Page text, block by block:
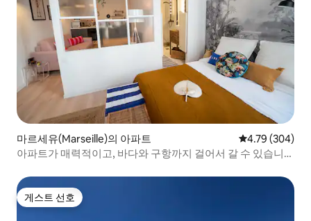
마르세유(Marseille)의 아파트 평점 4.79점(5
4.79 (304)
아파트가 매력적이고, 바다와 구항까지 걸어서 갈 수 있습니
게스트 선호
게스트 선호